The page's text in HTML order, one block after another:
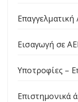
Εισαγωγή σε
Υποτροφίες –
Επιστημονικά